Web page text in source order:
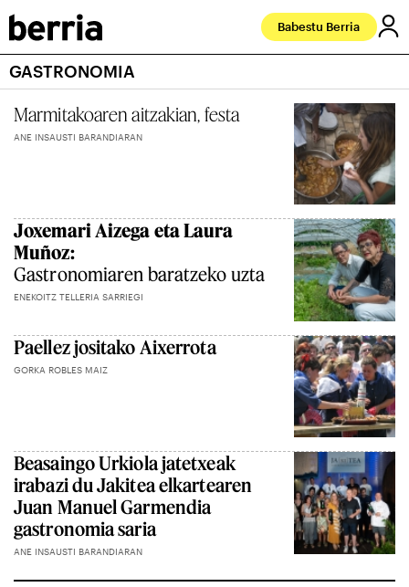
Babestu Berria
GASTRONOMIA
Marmitakoaren aitzakian, festa
ANE INSAUSTI BARANDIARAN
Joxemari Aizega eta Laura
Muñoz:
Gastronomiaren baratzeko uzta
ENEKOITZ TELLERIA SARRIEGI
Paellez jositako Aixerrota
GORKA ROBLES MAIZ
Beasaingo Urkiola jatetxeak
irabazi du Jakitea elkartearen
Juan Manuel Garmendia
gastronomia saria
ANE INSAUSTI BARANDIARAN